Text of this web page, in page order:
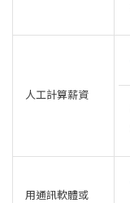
人工計算薪資
用通訊軟體或